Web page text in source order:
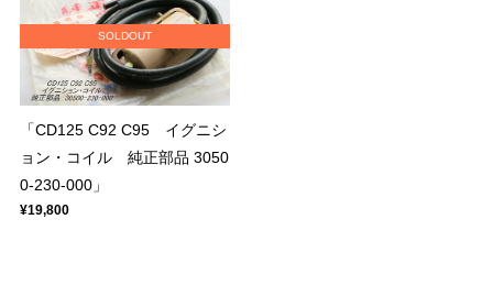
SOLDOUT
「CD125 C92 C95 イグニシ
ョン・コイル 純正部品 3050
0-230-000」
¥19,800